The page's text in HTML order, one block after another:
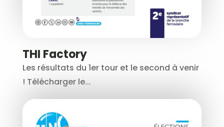
THI Factory
Les résultats du 1er tour et le second à venir
! Télécharger le...